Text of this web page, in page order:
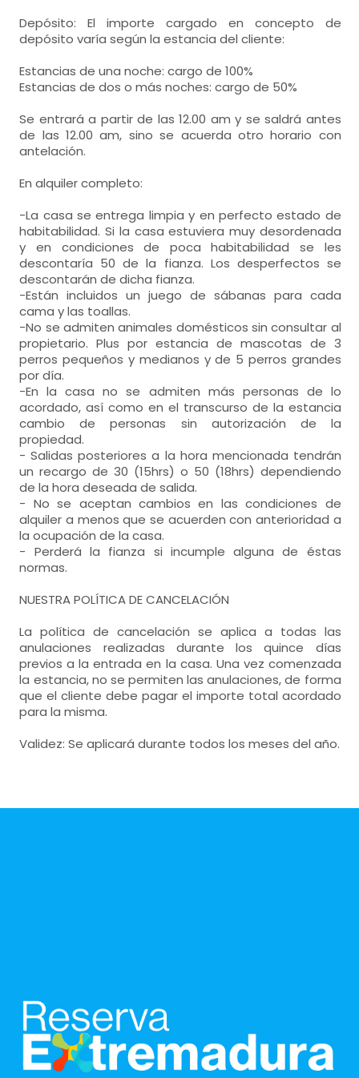
Depósito: El importe cargado en concepto de
depósito varía según la estancia del cliente:
Estancias de una noche: cargo de 100%
Estancias de dos o más noches: cargo de 50%
Se entrará a partir de las 12.00 am y se saldrá antes
de las 12.00 am, sino se acuerda otro horario con
antelación.
En alquiler completo:
-La casa se entrega limpia y en perfecto estado de
habitabilidad. Si la casa estuviera muy desordenada
y en condiciones de poca habitabilidad se les
descontaría 50 de la fianza. Los desperfectos se
descontarán de dicha fianza.
-Están incluidos un juego de sábanas para cada
cama y las toallas.
-No se admiten animales domésticos sin consultar al
propietario. Plus por estancia de mascotas de 3
perros pequeños y medianos y de 5 perros grandes
por día.
-En la casa no se admiten más personas de lo
acordado, así como en el transcurso de la estancia
cambio de personas sin autorización de la
propiedad.
- Salidas posteriores a la hora mencionada tendrán
un recargo de 30 (15hrs) o 50 (18hrs) dependiendo
de la hora deseada de salida.
- No se aceptan cambios en las condiciones de
alquiler a menos que se acuerden con anterioridad a
la ocupación de la casa.
- Perderá la fianza si incumple alguna de éstas
normas.
NUESTRA POLÍTICA DE CANCELACIÓN
La política de cancelación se aplica a todas las
anulaciones realizadas durante los quince días
previos a la entrada en la casa. Una vez comenzada
la estancia, no se permiten las anulaciones, de forma
que el cliente debe pagar el importe total acordado
para la misma.
Validez: Se aplicará durante todos los meses del año.